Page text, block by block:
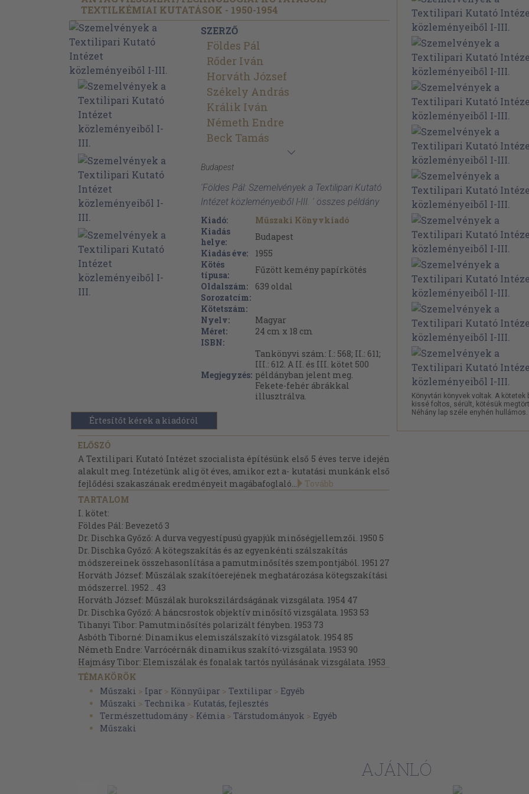
TEXTILKÉMIAI KUTATÁSOK - 1950-1954
SZERZŐ
Földes Pál
Rőder Iván
Horváth József
Székely András
Králik Iván
Németh Endre
Beck Tamás
Budapest
'Földes Pál: Szemelvények a Textilipari Kutató
Intézet közleményeiből I-III. ' összes példány
Kiadó:
Műszaki Könyvkiadó
Kiadás
helye:
Budapest
Kiadás éve:
1955
Kötés
típusa:
Fűzött kemény papírkötés
Oldalszám:
639 oldal
Sorozatcím:
Kötetszám:
Nyelv:
Magyar
Méret:
24 cm x 18 cm
ISBN:
Megjegyzés:
Tankönyvi szám: I.: 568; II.: 611;
III.: 612. A II. és III. kötet 500
példányban jelent meg.
Fekete-fehér ábrákkal
illusztrálva.
Értesítőt kérek a kiadóról
ELŐSZÓ
A Textilipari Kutató Intézet szocialista építésünk első 5 éves terve idején
alakult meg. Intézetünk alig öt éves, amikor ezt a- kutatási munkánk első
fejlődési szakaszának eredményeit magábafoglaló...
Tovább
TARTALOM
I. kötet:
Földes Pál: Bevezető 3
Dr. Dischka Győző: A durva vegyestípusú gyapjúk minőségjellemzői. 1950 5
Dr. Dischka Győző: A kötegszakítás és az egyenkénti szálszakítás
módszereinek összehasonlítása a pamutminősítés szempontjából. 1951 27
Horváth József: Műszálak szakítóerejének meghatározása kötegszakítási
módszerrel. 1952 .. 43
Horváth József: Műszálak hurokszilárdságának vizsgálata. 1954 47
Dr. Dischka Győző: A háncsrostok objektív minősítő vizsgálata. 1953 53
Tihanyi Tibor: Pamutminősítés polarizált fényben. 1953 73
Asbóth Tiborné: Dinamikus elemiszálszakító vizsgálatok. 1954 85
Németh Endre: Varrócérnák dinamikus szakító-vizsgálata. 1953 90
Hajmásy Tibor: Elemiszálak és fonalak tartós nyúlásának vizsgálata. 1953
99
Hajmásy Tibor: Pamut-, gyapjú-, műselyem-, valamint nylonfonalak
statikus és ismételt igénybevétellel végzett fárasztási vizsgálata. 1952 ...
107
Hajmásy Tibor: Elemiszálak ismételt hajlításának vizsgálati módszerei.
Hajmásy Tibor: Gyapjúfonalak alaki és szakítóerőegyenlőtlensége közötti
TÉMAKÖRÖK
Műszaki > Ipar > Könnyűipar > Textilipar > Egyéb
Műszaki > Technika > Kutatás, fejlesztés
Természettudomány > Kémia > Társtudományok > Egyéb
Műszaki
Könyvtári könyvek voltak. A kötetek
kissé foltos, sérült, kötésük
Néhány lap széle enyhén hullámos.
AJÁNLÓ